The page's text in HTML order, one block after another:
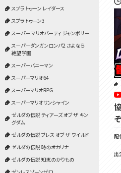
スプラトゥーン レイダース
スプラトゥーン3
スーパー マリオパーティ ジャンボリー
スーパーダンガンロンパ2 さよなら
絶望学園
スーパーバニーマン
スーパーマリオ64
スーパーマリオRPG
スーパーマリオサンシャイン
ゼルダの伝説 ティアーズ オブ ザ キン
グダム
ゼルダの伝説 ブレス オブ ザ ワイルド
ゼルダの伝説 時のオカリナ
ゼルダの伝説 知恵のかりもの
配
出